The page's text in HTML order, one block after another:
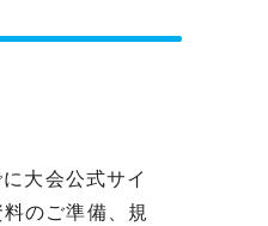
大会公式サイ
のご準備、規